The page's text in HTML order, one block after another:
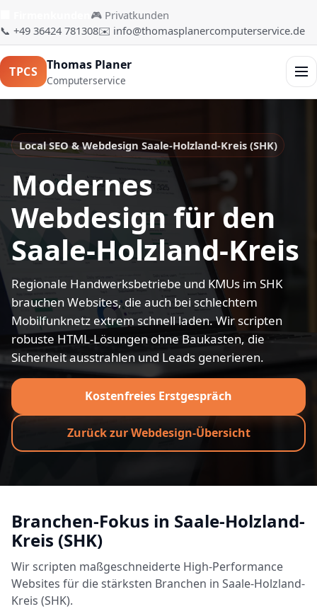
🎮 Privatkunden
📞 +49 36424 781308✉️ info@thomasplanercomputerservice.de
TPCS Thomas Planer
Computerservice
Local SEO & Webdesign Saale-Holzland-Kreis (SHK)
Modernes
Webdesign für den
Saale-Holzland-Kreis
Regionale Handwerksbetriebe und KMUs im SHK
brauchen Websites, die auch bei schlechtem
Mobilfunknetz extrem schnell laden. Wir scripten
robuste HTML-Lösungen ohne Baukasten, die
Sicherheit ausstrahlen und Leads generieren.
Kostenfreies Erstgespräch
Zurück zur Webdesign-Übersicht
Branchen-Fokus in Saale-Holzland-
Kreis (SHK)
Wir scripten maßgeschneiderte High-Performance
Websites für die stärksten Branchen in Saale-Holzland-
Kreis (SHK).